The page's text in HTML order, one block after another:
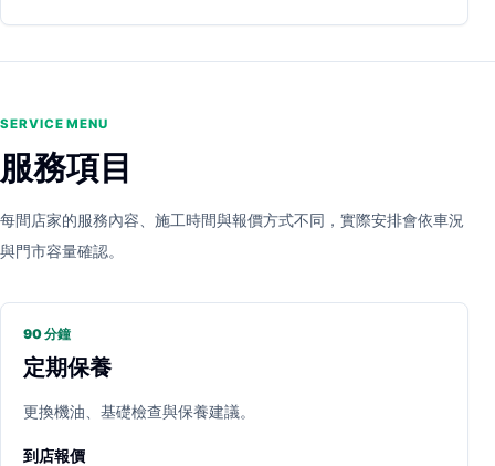
SERVICE MENU
服務項目
每間店家的服務內容、施工時間與報價方式不同，實際安排會依車況
與門市容量確認。
90 分鐘
定期保養
更換機油、基礎檢查與保養建議。
到店報價